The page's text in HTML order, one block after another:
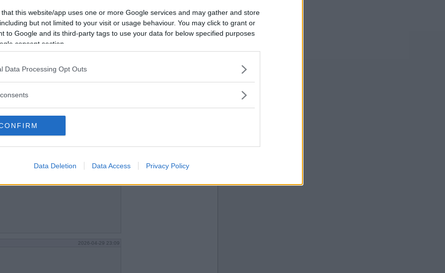
this website/app uses one or more Google services and may gather and store
but not limited to your visit or usage behaviour. You may click to grant or
to Google and its third-party tags to use your data for below specified purposes
consent section.
Data Processing Opt Outs
Data Deletion Data Access Privacy Policy
näsdukar?
2026-04-29 15:50
2026-04-29 23:09
Vill du bli
medlem?